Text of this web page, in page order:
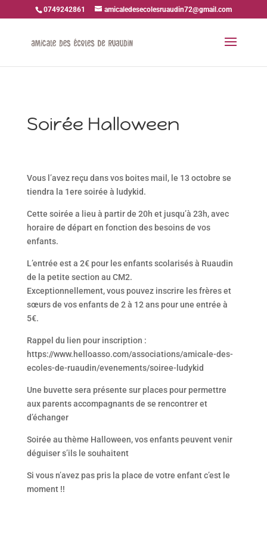
0749242861 amicaledesecolesruaudin72@gmail.com
Soirée Halloween
Vous l’avez reçu dans vos boites mail, le 13 octobre se
tiendra la 1ere soirée à ludykid.
Cette soirée a lieu à partir de 20h et jusqu’à 23h, avec
horaire de départ en fonction des besoins de vos
enfants.
L’entrée est a 2€ pour les enfants scolarisés à Ruaudin
de la petite section au CM2.
Exceptionnellement, vous pouvez inscrire les frères et
sœurs de vos enfants de 2 à 12 ans pour une entrée à
5€.
Rappel du lien pour inscription :
https://www.helloasso.com/associations/amicale-des-
ecoles-de-ruaudin/evenements/soiree-ludykid
Une buvette sera présente sur places pour permettre
aux parents accompagnants de se rencontrer et
d’échanger
Soirée au thème Halloween, vos enfants peuvent venir
déguiser s’ils le souhaitent
Si vous n’avez pas pris la place de votre enfant c’est le
moment !!